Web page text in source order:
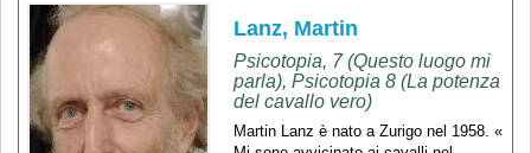
Lanz, Martin
Psicotopia, 7 (Questo luogo mi
parla), Psicotopia 8 (La potenza
del cavallo vero)
Martin Lanz è nato a Zurigo nel 1958. «